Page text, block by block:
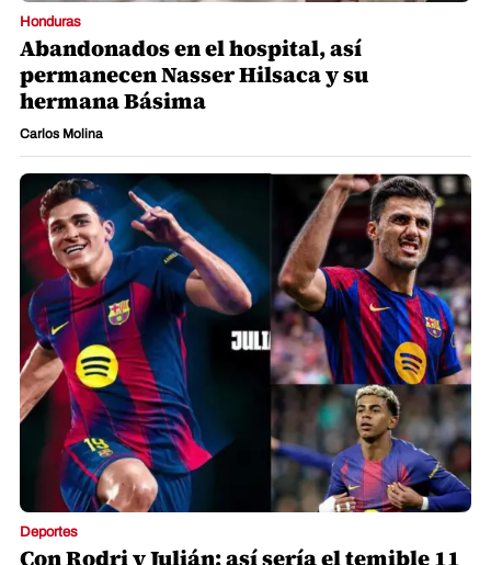
Honduras
Abandonados en el hospital, así
permanecen Nasser Hilsaca y su
hermana Básima
Carlos Molina
Deportes
Con Rodri y Julián: así sería el temible 11